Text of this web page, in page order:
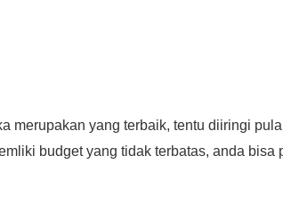
merupakan yang terbaik, tentu diiringi pula
budget yang tidak terbatas, anda bisa